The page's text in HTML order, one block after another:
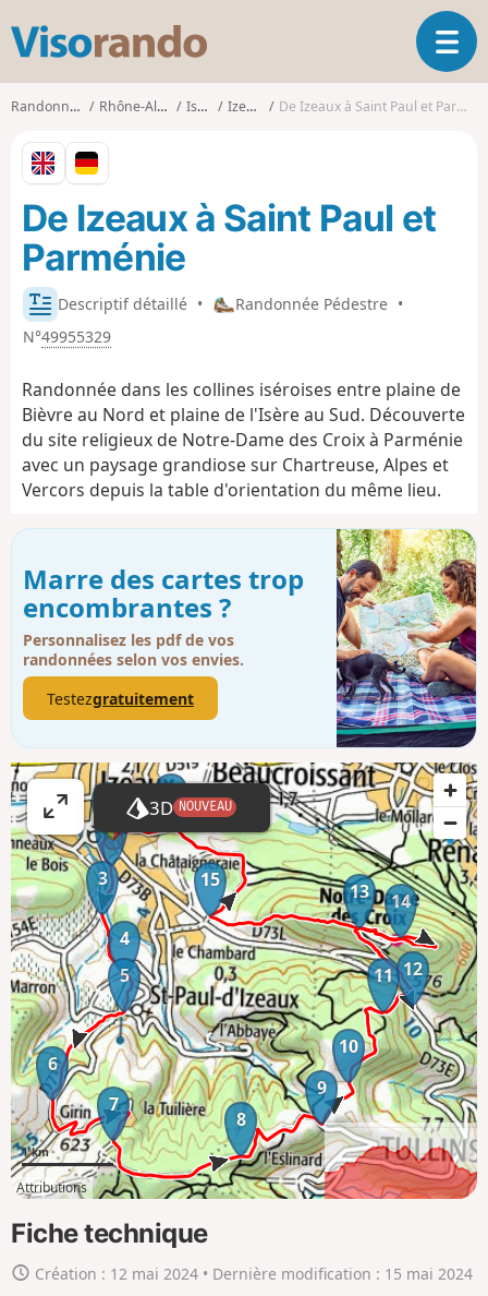
s
o
O
u
i
o
n
Randonnées Rhône-Alpes Isère Izeaux De Izeaux à Saint Paul et Parménie
Descriptif détaillé • Randonnée Pédestre •
N°49955329
De Izeaux à Saint Paul et
Parménie
Randonnée dans les collines iséroises entre plaine de
Bièvre au Nord et plaine de l'Isère au Sud. Découverte
du site religieux de Notre-Dame des Croix à Parménie
avec un paysage grandiose sur Chartreuse, Alpes et
Vercors depuis la table d'orientation du même lieu.
Marre des cartes trop
encombrantes ?
Personnalisez les pdf de vos
randonnées selon vos envies.
Testezgratuitement
A
ff
i
c
h
e
r
l
a
c
a
r
t
e
e
n
r
3D NOUVEAU
2
3
4
5
6
7
8
9
10
11 12
13 14
15
16
1 km
Attributions
Fiche technique
Création : 12 mai 2024• Dernière modification : 15 mai 2024